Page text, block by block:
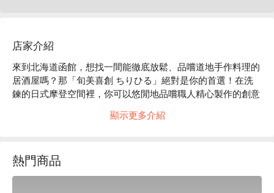
店家介紹
來到北海道函館，想找一間能徹底放鬆、品嚐道地手作料理的
居酒屋嗎？那「旬美喜創 ちりひる」絕對是你的首選！在洗
鍊的日式摩登空間裡，你可以悠閒地品嚐職人精心製作的創意
這裡提供豐富多樣的下酒菜，搭配從日本各地嚴選的清酒與果
【招牌菜色】
自家製馬鈴薯醬豬肉角煮：慢火細燉到入口即化的豬五花，搭
顯示更多介紹
熱門商品